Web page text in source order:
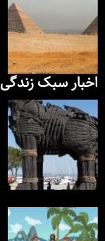
اخبار سبک زندگی